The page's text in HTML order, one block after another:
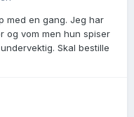
med en gang. Jeg har
og vom men hun spiser
Skal bestille